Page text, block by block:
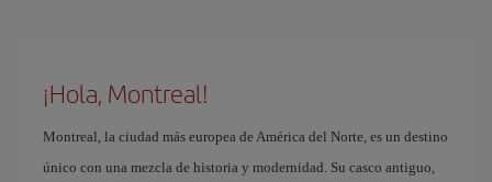
¡Hola, Montreal!
Montreal, la ciudad más europea de América del Norte, es un destino
único con una mezcla de historia y modernidad. Su casco antiguo,